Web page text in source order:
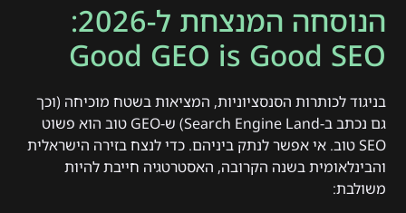
הנוסחה המנצחת ל-2026:
Good GEO is Good SEO
בניגוד לכותרות הסנסציוניות, המציאות בשטח מוכיחה (וכך
גם נכתב ב-Search Engine Land) ש-GEO טוב הוא פשוט
SEO טוב. אי אפשר לנתק ביניהם. כדי לנצח בזירה הישראלית
והבינלאומית בשנה הקרובה, האסטרטגיה חייבת להיות
משולבת: